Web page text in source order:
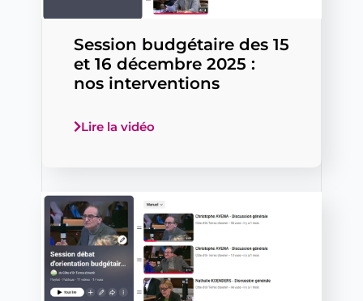
Session budgétaire des 15
et 16 décembre 2025 :
nos interventions
Lire la vidéo